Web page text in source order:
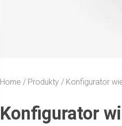
Home Produkty Konfigurator
Konfigurator